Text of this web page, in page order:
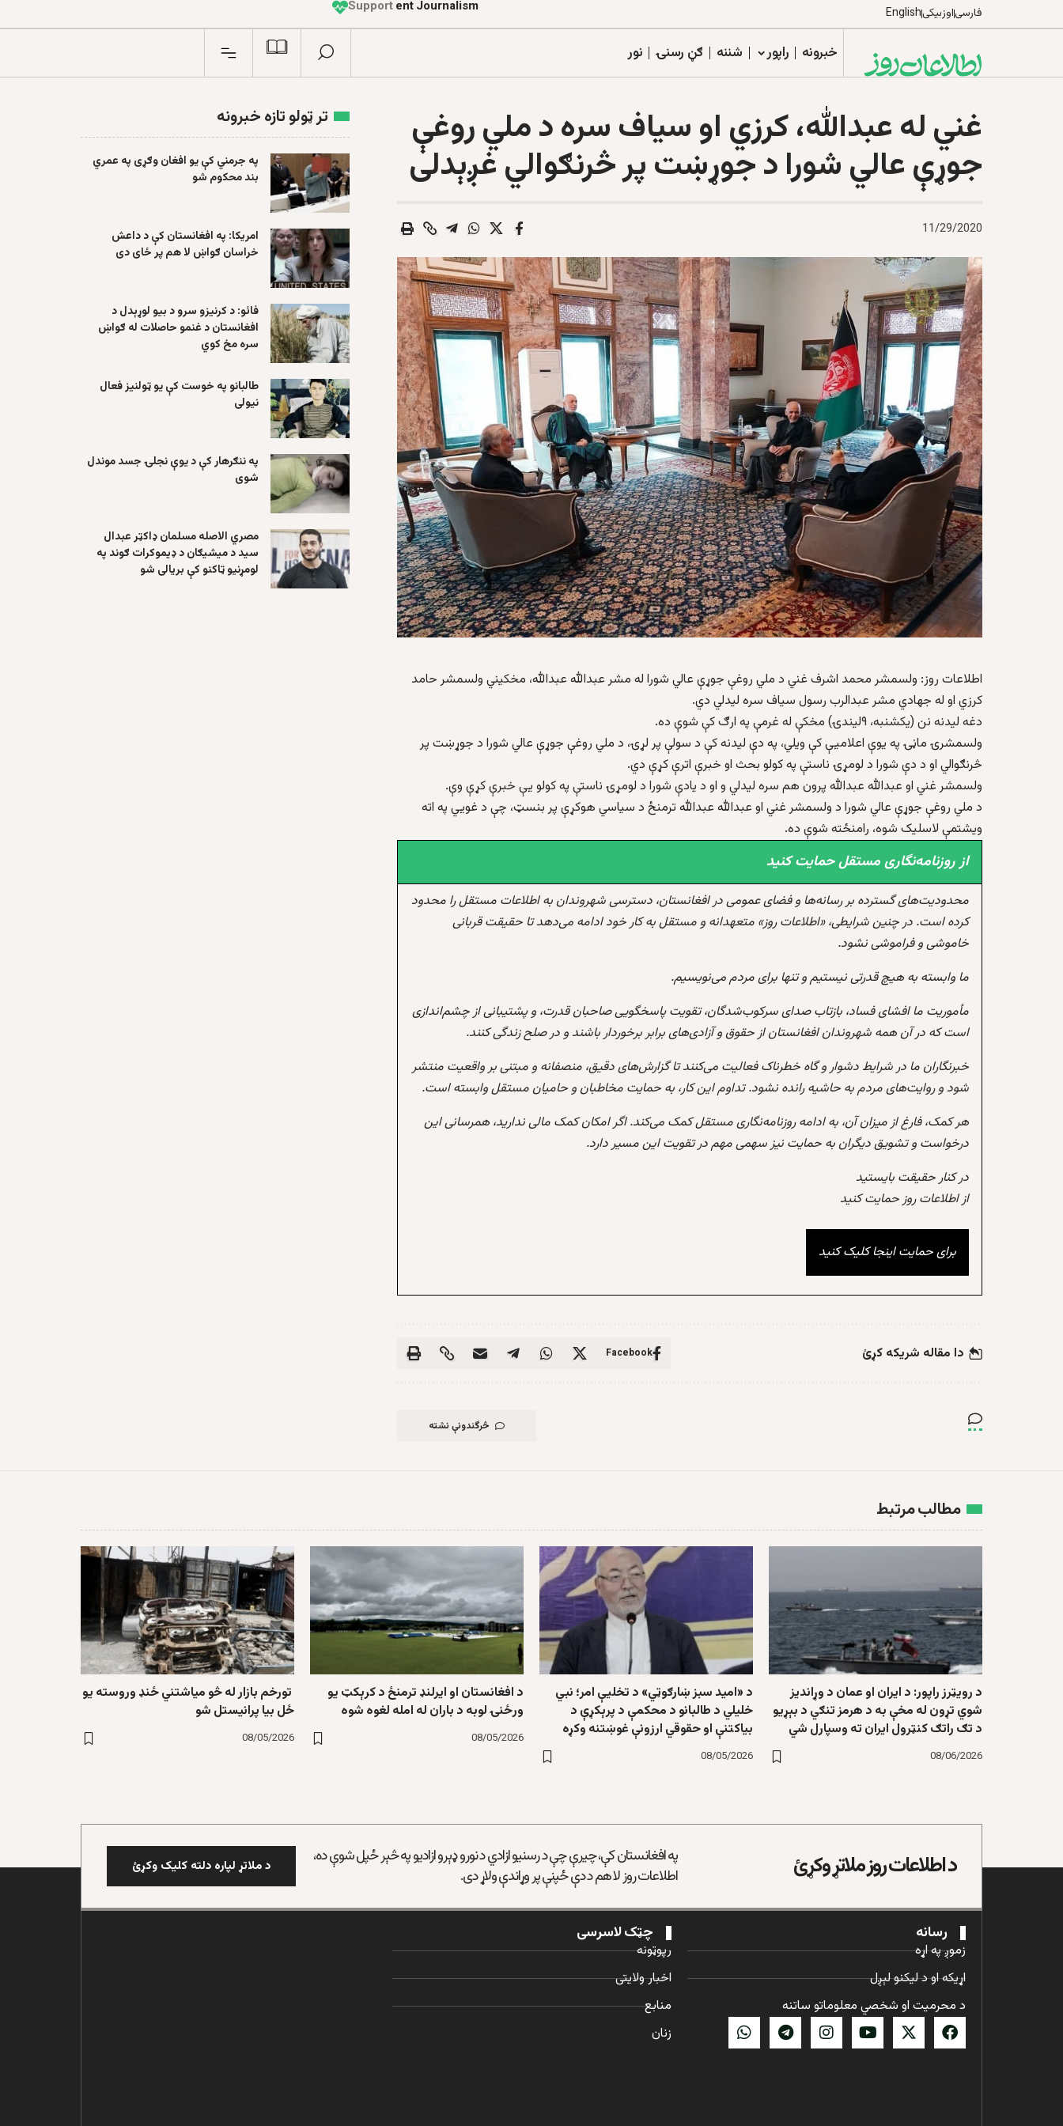
فارسیاوزبیکیEnglish
m
s
i
l
a
n
r
u
o
J
t
n
e
d
n
e
p
e
d
n
ISupport
خبرونه راپور شننه ګڼ رسنۍ نور
غني له عبدالله، کرزي او سیاف سره د ملي روغې
جوړې عالي شورا د جوړښت پر څرنګوالي غږېدلی
11/29/2020
اطلاعات روز: ولسمشر محمد اشرف غني د ملي روغې جوړې عالي شورا له مشر عبدالله عبدالله، مخکیني ولسمشر حامد
کرزي او له جهادي مشر عبدالرب رسول سیاف سره لیدلي دي.
دغه لیدنه نن (یکشنبه، ۹لیندۍ) مخکې له غرمې په ارګ کې شوې ده.
ولسمشرۍ ماڼۍ په یوې اعلامیې کې ویلي، په دې لیدنه کې د سولې پر لړۍ، د ملي روغې جوړې عالي شورا د جوړښت پر
څرنګوالي او د دې شورا د لومړۍ ناستې په کولو بحث او خبرې اترې کړې دي.
ولسمشر غني او عبدالله عبدالله پرون هم سره لیدلي و او د یادې شورا د لومړۍ ناستې په کولو یې خبرې کړې وې.
د ملي روغې جوړې عالي شورا د ولسمشر غني او عبدالله عبدالله ترمنځ د سیاسي هوکړې پر بنسټ، چې د غویي په اته
ویشتمې لاسلیک شوه، رامنځته شوې ده.
از روزنامه‌نگاری مستقل حمایت کنید
محدودیت‌های گسترده بر رسانه‌ها و فضای عمومی در افغانستان، دسترسی شهروندان به اطلاعات مستقل را محدود
کرده است. در چنین شرایطی، «اطلاعات روز» متعهدانه و مستقل به کار خود ادامه می‌دهد تا حقیقت قربانی
خاموشی و فراموشی نشود.
ما وابسته به هیچ قدرتی نیستیم و تنها برای مردم می‌نویسیم.
مأموریت ما افشای فساد، بازتاب صدای سرکوب‌شدگان، تقویت پاسخگویی صاحبان قدرت، و پشتیبانی از چشم‌اندازی
است که در آن همه شهروندان افغانستان از حقوق و آزادی‌های برابر برخوردار باشند و در صلح زندگی کنند.
خبرنگاران ما در شرایط دشوار و گاه خطرناک فعالیت می‌کنند تا گزارش‌های دقیق، منصفانه و مبتنی بر واقعیت منتشر
شود و روایت‌های مردم به حاشیه رانده نشود. تداوم این کار، به حمایت مخاطبان و حامیان مستقل وابسته است.
هر کمک، فارغ از میزان آن، به ادامه روزنامه‌نگاری مستقل کمک می‌کند. اگر امکان کمک مالی ندارید، همرسانی این
درخواست و تشویق دیگران به حمایت نیز سهمی مهم در تقویت این مسیر دارد.
در کنار حقیقت بایستید
از اطلاعات روز حمایت کنید
برای حمایت اینجا کلیک کنید
دا مقاله شریکه کړئ Facebook
څرگندونې نشته
تر ټولو تازه خبرونه
په جرمني کې یو افغان وګړی په عمري
بند محکوم شو
امریکا: په افغانستان کې د داعش
خراسان ګواښ لا هم پر ځای دی
فائو: د کرنیزو سرو د بیو لوړېدل د
افغانستان د غنمو حاصلات له ګواښ
سره مخ کوي
طالبانو په خوست کې یو ټولنیز فعال
نیولی
په ننګرهار کې د یوې نجلۍ جسد موندل
شوی
مصري الاصله مسلمان ډاکټر عبدال
سید د میشیګان د ډیموکرات ګوند په
لومړنیو ټاکنو کې بریالی شو
مطالب مرتبط
د رویټرز راپور: د ایران او عمان د وړاندیز
شوي تړون له مخې به د هرمز تنګي د بېړیو
د تګ راتګ کنټرول ایران ته وسپارل شي
08/06/2026
د «امید سبز ښارګوټي» د تخلیې امر؛ نبي
خلیلي د طالبانو د محکمې د پرېکړې د
بیاکتنې او حقوقي ارزونې غوښتنه وکړه
08/05/2026
د افغانستان او ایرلنډ ترمنځ د کرېکټ یو
ورځنۍ لوبه د باران له امله لغوه شوه
08/05/2026
تورخم بازار له څو میاشتني ځنډ وروسته یو
ځل بیا پرانیستل شو
08/05/2026
د اطلاعات روز ملاتړ وکړئ
په افغانستان کې، چیرې چې د رسنیو ازادي د نورو ډېرو ازادیو په څېر ځپل شوې ده،
اطلاعات روز لا هم د دې ځپنې پر وړاندې ولاړ دی.
د ملاتړ لپاره دلته کلیک وکړئ
رسانه
زموږ په اړه
اړیکه او د لیکنو لېږل
د محرمیت او شخصي معلوماتو ساتنه
چټک لاسرسی
رپوټونه
اخبار ولایتی
منابع
زنان